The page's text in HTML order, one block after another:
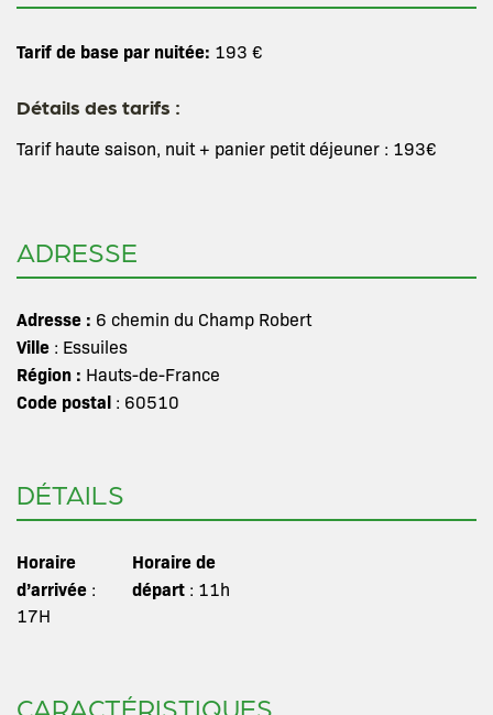
Tarif de base par nuitée: 193 €
Détails des tarifs :
Tarif haute saison, nuit + panier petit déjeuner : 193€
ADRESSE
Adresse : 6 chemin du Champ Robert
Ville : Essuiles
Région : Hauts-de-France
Code postal : 60510
DÉTAILS
Horaire
d’arrivée :
17H
Horaire de
départ: 11h
CARACTÉRISTIQUES